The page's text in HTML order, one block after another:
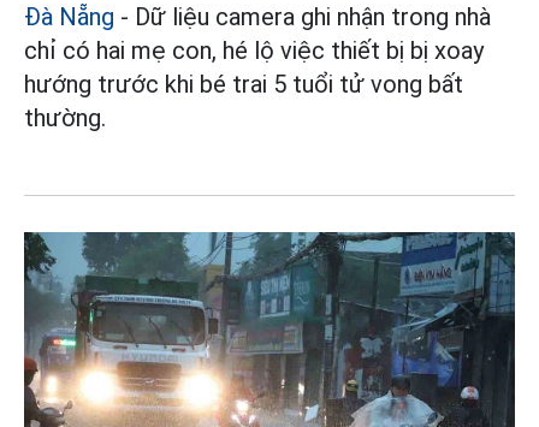
Đà Nẵng - Dữ liệu camera ghi nhận trong nhà
chỉ có hai mẹ con, hé lộ việc thiết bị bị xoay
hướng trước khi bé trai 5 tuổi tử vong bất
thường.